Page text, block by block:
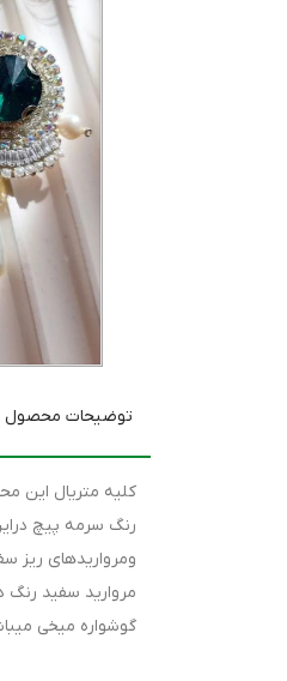
توضیحات محصول
کلیه متریال این
رنگ سرمه پیچ
ومرواریدهای ریز
مروارید سفید
گوشواره میخی